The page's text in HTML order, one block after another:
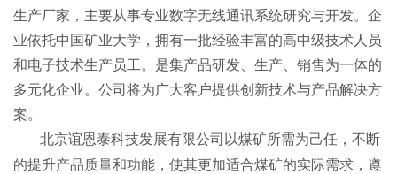
生产厂家，主要从事专业数字无线通讯系统研究与开发。企
业依托中国矿业大学，拥有一批经验丰富的高中级技术人员
和电子技术生产员工。是集产品研发、生产、销售为一体的
多元化企业。公司将为广大客户提供创新技术与产品解决方
案。
北京谊恩泰科技发展有限公司以煤矿所需为己任，不断
的提升产品质量和功能，使其更加适合煤矿的实际需求，遵